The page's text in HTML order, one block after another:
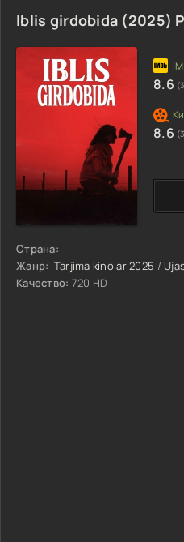
Iblis girdobida (2025)
Страна:
Жанр: Tarjima kinolar 2025 /
Качество: 720 HD
8.6
8.6